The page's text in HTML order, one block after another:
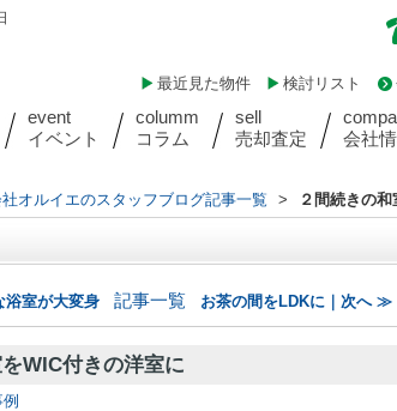
検討リスト
最近見た物件
event
イベント
columm
コラム
sell
売却査定
会社
オルイエのスタッフブログ記事一覧 > ２間続きの
室が大変身 記事一覧 お茶の間をLDKに｜次へ ≫
WIC付きの洋室に